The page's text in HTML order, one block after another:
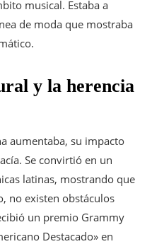
musical. Estaba a
de moda que mostraba
y la herencia
aumentaba, su impacto
Se convirtió en un
latinas, mostrando que
no existen obstáculos
un premio Grammy
Destacado» en